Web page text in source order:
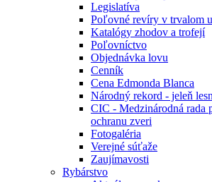
Legislatíva
Poľovné revíry v trvalom
Katalógy zhodov a trofejí
Poľovníctvo
Objednávka lovu
Cenník
Cena Edmonda Blanca
Národný rekord - jeleň
CIC - Medzinárodná rada
ochranu zveri
Fotogaléria
Verejné súťaže
Zaujímavosti
Rybárstvo